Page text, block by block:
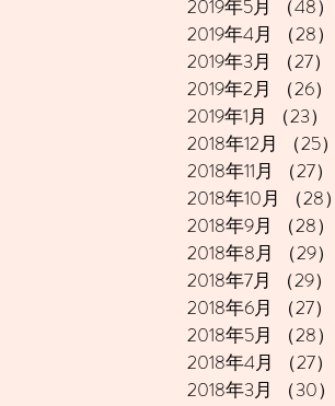
2019年5月
（48）
2019年4月
（28）
2019年3月
（27）
2019年2月
（26）
2019年1月
（23）
2018年12月
（25）
2018年11月
（27）
2018年10月
（28）
2018年9月
（28）
2018年8月
（29）
2018年7月
（29）
2018年6月
（27）
2018年5月
（28）
2018年4月
（27）
2018年3月
（30）